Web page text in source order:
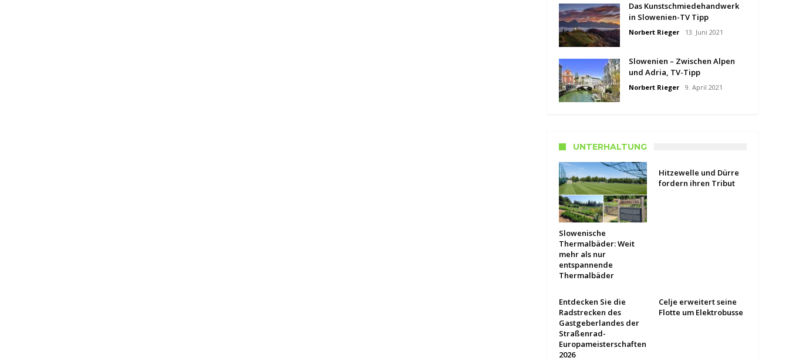
Das Kunstschmiedehandwerk
in Slowenien-TV Tipp
Norbert Rieger 13. Juni 2021
Slowenien – Zwischen Alpen
und Adria, TV-Tipp
Norbert Rieger 9. April 2021
UNTERHALTUNG
Slowenische
Thermalbäder: Weit
mehr als nur
entspannende
Thermalbäder
Hitzewelle und Dürre
fordern ihren Tribut
Entdecken Sie die
Radstrecken des
Gastgeberlandes der
Straßenrad-
Europameisterschaften
2026
Celje erweitert seine
Flotte um Elektrobusse